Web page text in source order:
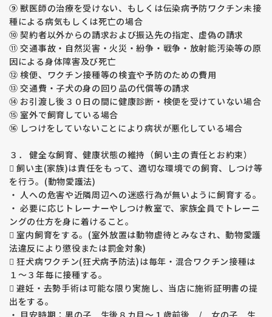
⑨ 獣医師の治療を受けない、もしくは伝染病予防ワクチン未接
種による病気もしくは死亡の場合
⑩ 契約者以外からの請求および振込先の指定、虚偽の請求
⑪ 交通事故・自然災害・火災・紛争・戦争・放射能汚染等の原
因による身体障害及び死亡
⑫ 検便、ワクチン接種等の検査や予防のための費用
⑬ 交通費・子犬の身の回り品の代償等の請求
⑭ お引渡し後３０日の間に健康診断・検便を受けていない場合
⑮ 室外で飼育している場合
⑯ しつけをしていないことにより病状が悪化している場合
３． 健全な飼育、健康状態の維持（飼い主の責任とお約束）
 飼い主(家族)は責任をもって、適切な環境での飼育、しつけ等
を行う。(動物愛護法)
・ 人への危害や近隣周辺への迷惑行為が無いように飼育する。
・ 必要に応じトレーナーやしつけ教室で、家族全員でトレーニ
ングの仕方を身に着けること。
 室内飼育をする。(室外放置は動物虐待とみなされ、動物愛護
法違反により懲役または罰金対象)
 狂犬病ワクチン(狂犬病予防法)は毎年・混合ワクチン接種は
１～３年毎に接種する。
 避妊・去勢手術は可能な限り実施し、当店に施術証明書の提
出をする。